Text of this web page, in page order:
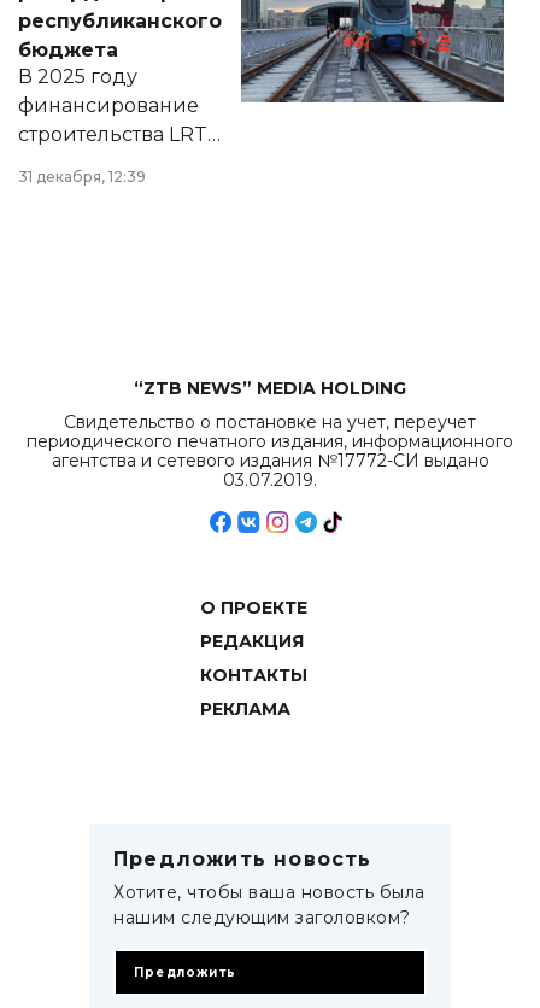
правовых актов и
на сайте маслихат
города.
республиканского
бюджета
В 2025 году
финансирование
строительства LRT
в Астане из
республиканского
31 декабря, 12:39
“ZTB NEWS” MEDIA HOLDING
Свидетельство о постановке на учет, переучет
периодического печатного издания, информационного
агентства и сетевого издания №17772-СИ выдано
03.07.2019.
О ПРОЕКТЕ
РЕДАКЦИЯ
КОНТАКТЫ
РЕКЛАМА
Предложить новость
Хотите, чтобы ваша новость была
нашим следующим заголовком?
Предложить